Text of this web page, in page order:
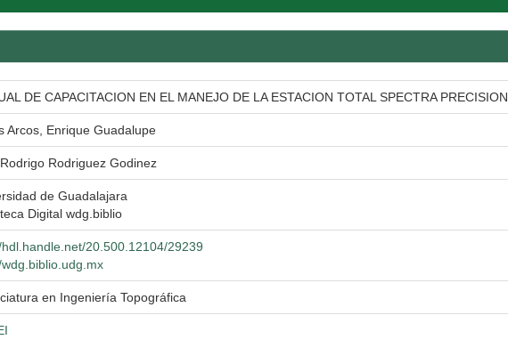
DE CAPACITACION EN EL MANEJO DE LA ESTACION TOTAL SPECTRA PRECISION
Arcos, Enrique Guadalupe
Rodriguez Godinez
de Guadalajara
Digital wdg.biblio
20.500.12104/29239
en Ingeniería Topográfica